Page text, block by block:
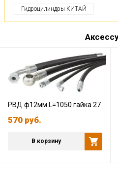
Гидроцилиндры КИТАЙ
РВД ф12мм L=1050 гайка 27
570 руб.
В корзину